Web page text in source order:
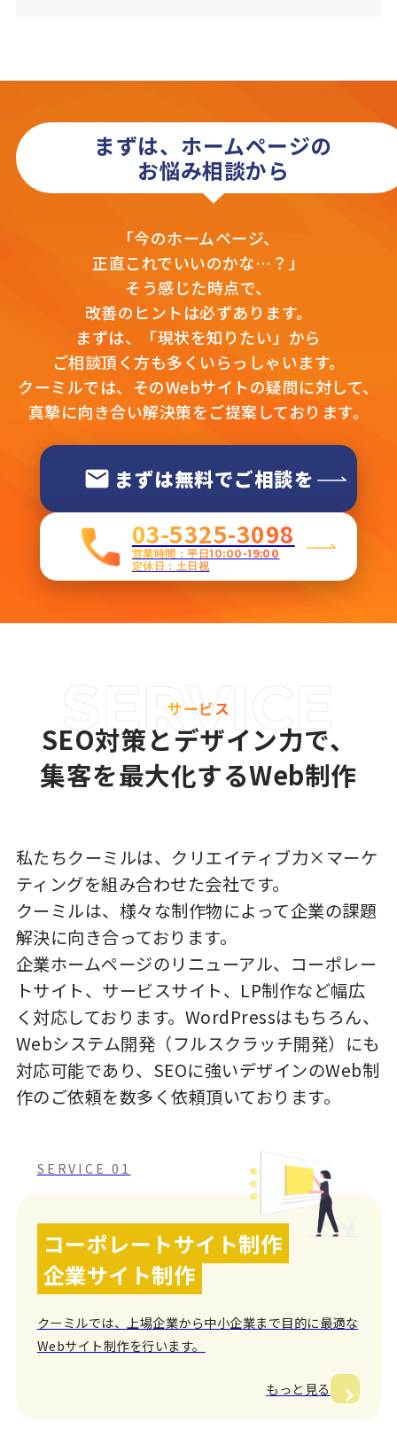
まずは、ホームページの
お悩み相談から
「今のホームページ、
正直これでいいのかな…？」
そう感じた時点で、
改善のヒントは必ずあります。
まずは、「現状を知りたい」から
ご相談頂く方も多くいらっしゃいます。
クーミルでは、そのWebサイトの疑問に対して、
真摯に向き合い解決策をご提案しております。
まずは無料でご相談を
03-5325-3098
営業時間：平日10:00-19:00
定休日：土日祝
サービス
SEO対策とデザイン力で、
集客を最大化するWeb制作
私たちクーミルは、クリエイティブ力×マーケ
ティングを組み合わせた会社です。
クーミルは、様々な制作物によって企業の課題
解決に向き合っております。
企業ホームページのリニューアル、コーポレー
トサイト、サービスサイト、LP制作など幅広
く対応しております。WordPressはもちろん、
Webシステム開発（フルスクラッチ開発）にも
対応可能であり、SEOに強いデザインのWeb制
作のご依頼を数多く依頼頂いております。
SERVICE 01
コーポレートサイト制作
企業サイト制作
クーミルでは、上場企業から中小企業まで目的に最適な
Webサイト制作を行います。
もっと見る